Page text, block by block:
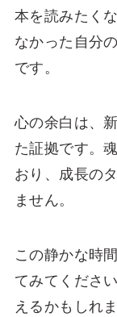
本を読みたく
なかった自分
です。
心の余白は、
た証拠です。
おり、成長の
ません。
この静かな時
てみてくださ
えるかもしれま